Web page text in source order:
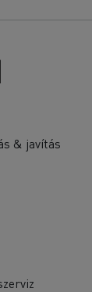
& javítás